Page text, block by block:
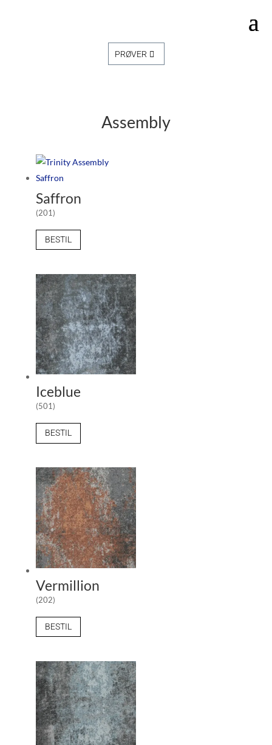
PRØVER
Assembly
Saffron
(201)
BESTIL
Iceblue
(501)
BESTIL
Vermillion
(202)
BESTIL